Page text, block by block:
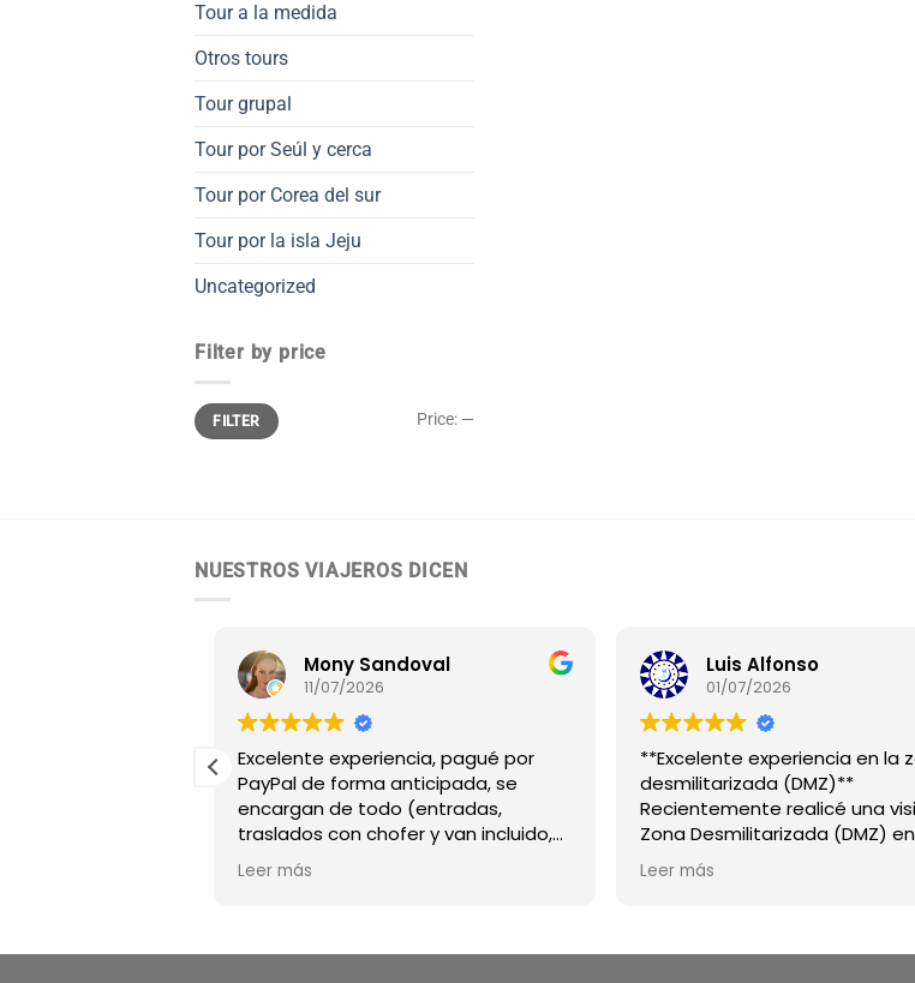
Tour a la medida
Otros tours
Tour grupal
Tour por Seúl y cerca
Tour por Corea del sur
Tour por la isla Jeju
Uncategorized
Filter by price
Min
price
Max
priceFILTER Price: —
NUESTROS VIAJEROS DICEN
Argentina.
Mony Sandoval
11/07/2026
Excelente experiencia, pagué por
PayPal de forma anticipada, se
encargan de todo (entradas,
traslados con chofer y van incluido,
etc) tienen guías con amplio
conocimiento sobre Seúl, como
armar tu propio plan que se ajuste a
Leer más
Luis Alfonso
01/07/2026
**Excelente experiencia en la
desmilitarizada (DMZ)**
Recientemente realicé una
Zona Desmilitarizada (DMZ)
tour en español y la
excepcional. Quiero destacar
extremadamente amable,
Leer más